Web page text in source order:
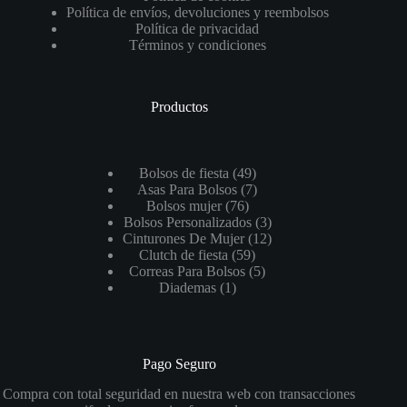
Política de envíos, devoluciones y reembolsos
Política de privacidad
Términos y condiciones
Productos
Bolsos de fiesta 4949
productos
Asas Para Bolsos 77
Bolsos mujer 7676
productos
Bolsos Personalizados 33
productos
Cinturones De Mujer 1212
Clutch de fiesta 5959
productos
Correas Para Bolsos 55
Diademas 11
Pago Seguro
Compra con total seguridad en nuestra web con transacciones